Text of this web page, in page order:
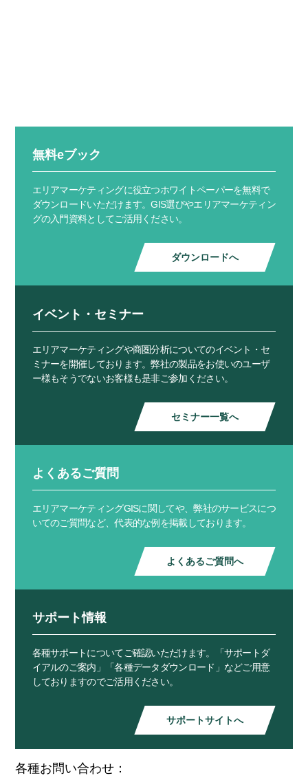
無料eブック
エリアマーケティングに役立つホワイトペーパーを無料で
ダウンロードいただけます。GIS選びやエリアマーケティン
グの入門資料としてご活用ください。
ダウンロードへ
イベント・セミナー
エリアマーケティングや商圏分析についてのイベント・セ
ミナーを開催しております。弊社の製品をお使いのユーザ
ー様もそうでないお客様も是非ご参加ください。
セミナー一覧へ
よくあるご質問
エリアマーケティングGISに関してや、弊社のサービスにつ
いてのご質問など、代表的な例を掲載しております。
よくあるご質問へ
サポート情報
各種サポートについてご確認いただけます。「サポートダ
イアルのご案内」「各種データダウンロード」などご用意
しておりますのでご活用ください。
サポートサイトへ
各種お問い合わせ：